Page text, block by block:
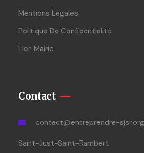
Mentions Légales
Politique De Confidentialité
Lien Mairie
Contact
contact@entreprendre-sjsr.org
Saint-Just-Saint-Rambert